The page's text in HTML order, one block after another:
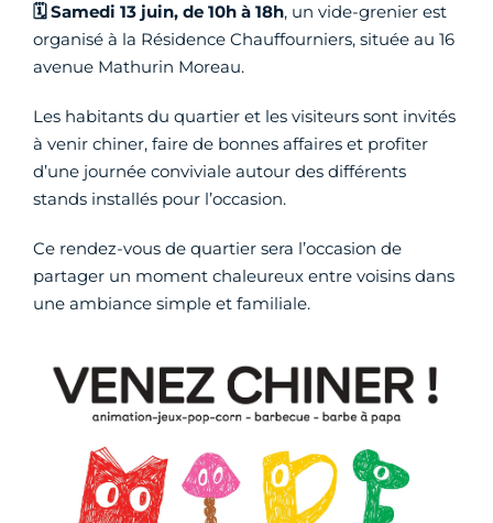
🗓 Samedi 13 juin, de 10h à 18h, un vide-grenier est
organisé à la Résidence Chauffourniers, située au 16
avenue Mathurin Moreau.
Les habitants du quartier et les visiteurs sont invités
à venir chiner, faire de bonnes affaires et profiter
d’une journée conviviale autour des différents
stands installés pour l’occasion.
Ce rendez-vous de quartier sera l’occasion de
partager un moment chaleureux entre voisins dans
une ambiance simple et familiale.